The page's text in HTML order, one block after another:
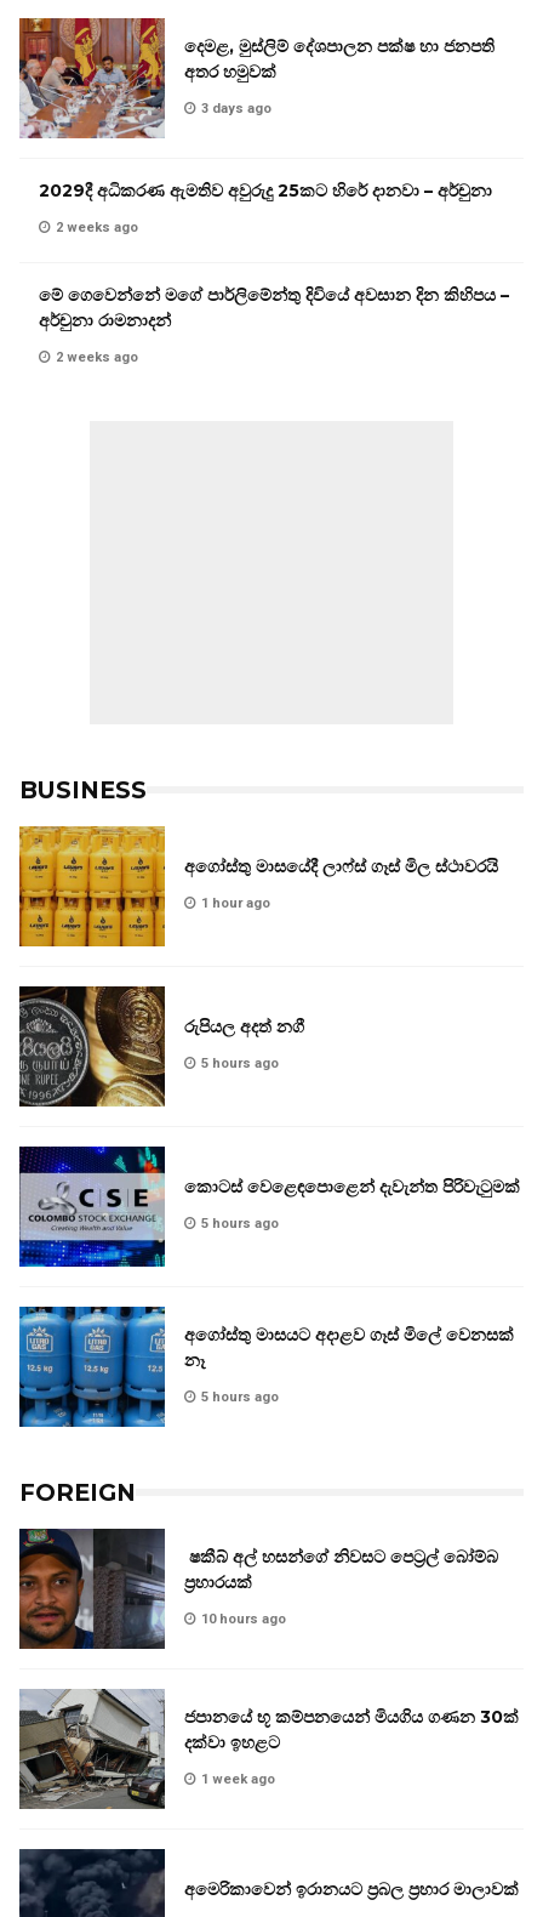
දෙමළ, මුස්ලිම් දේශපාලන පක්ෂ හා ජනපති
අතර හමුවක්
3 days ago
2029දී අධිකරණ ඇමතිව අවුරුදු 25කට හිරේ දානවා – අර්චුනා
2 weeks ago
මේ ගෙවෙන්නේ මගේ පාර්ලිමේන්තු දිවියේ අවසාන දින කිහිපය –
අර්චුනා රාමනාදන්
2 weeks ago
BUSINESS
අගෝස්තු මාසයේදී ලාෆ්ස් ගෑස් මිල ස්ථාවරයි
1 hour ago
රුපියල අදත් නගී
5 hours ago
කොටස් වෙළෙඳපොළෙන් දැවැන්ත පිරිවැටුමක්
5 hours ago
අගෝස්තු මාසයට අදාළව ගෑස් මිලේ වෙනසක්
නෑ
5 hours ago
FOREIGN
ෂකීබ් අල් හසන්ගේ නිවසට පෙට්‍රල් බෝම්බ
ප්‍රහාරයක්
10 hours ago
ජපානයේ භූ කම්පනයෙන් මියගිය ගණන 30ක්
දක්වා ඉහළට
1 week ago
අමෙරිකාවෙන් ඉරානයට ප්‍රබල ප්‍රහාර මාලාවක්